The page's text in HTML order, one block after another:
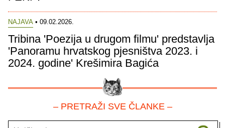
NAJAVA • 09.02.2026.
Tribina 'Poezija u drugom filmu' predstavlja
'Panoramu hrvatskog pjesništva 2023. i
2024. godine' Krešimira Bagića
– PRETRAŽI SVE ČLANKE –